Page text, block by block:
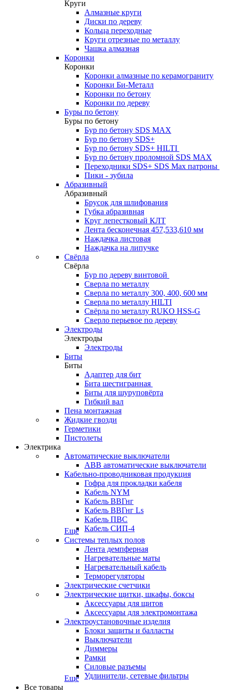
Круги
Алмазные круги
Диски по дереву
Кольца переходные
Круги отрезные по металлу
Чашка алмазная
Коронки
Коронки
Коронки алмазные по керамограниту
Коронки Би-Металл
Коронки по бетону
Коронки по дереву
Буры по бетону
Буры по бетону
Бур по бетону SDS MAX
Бур по бетону SDS+
Бур по бетону SDS+ HILTI
Бур по бетону проломной SDS MAX
Переходники SDS+ SDS Max патроны
Пики - зубила
Абразивный
Абразивный
Брусок для шлифования
Губка абразивная
Круг лепестковый КЛТ
Лента бесконечная 457,533,610 мм
Наждачка листовая
Наждачка на липучке
Свёрла
Свёрла
Бур по дереву винтовой
Сверла по металлу
Сверла по металлу 300, 400, 600 мм
Сверла по металлу HILTI
Свёрла по металлу RUKO HSS-G
Сверло перьевое по дереву
Электроды
Электроды
Электроды
Биты
Биты
Адаптер для бит
Бита шестигранная
Биты для шуруповёрта
Гибкий вал
Пена монтажная
Жидкие гвозди
Герметики
Пистолеты
Электрика
Автоматические выключатели
ABB автоматические выключатели
Кабельно-проводниковая продукция
Гофра для прокладки кабеля
Кабель NYM
Кабель ВВГнг
Кабель ВВГнг Ls
Кабель ПВС
Кабель СИП-4
Еще
Системы теплых полов
Лента демпферная
Нагревательные маты
Нагревательный кабель
Терморегуляторы
Электрические счетчики
Электрические щитки, шкафы, боксы
Аксессуары для щитов
Аксессуары для электромонтажа
Электроустановочные изделия
Блоки защиты и балласты
Выключатели
Диммеры
Рамки
Силовые разъемы
Удлинители, сетевые фильтры
Еще
Все товары